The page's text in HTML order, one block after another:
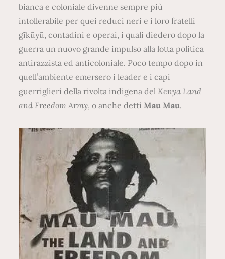
bianca e coloniale divenne sempre più
intollerabile per quei reduci neri e i loro fratelli
gĩkũyũ, contadini e operai, i quali diedero dopo la
guerra un nuovo grande impulso alla lotta politica
antirazzista ed anticoloniale. Poco tempo dopo in
quell’ambiente emersero i leader e i capi
guerriglieri della rivolta indigena del Kenya Land
and Freedom Army, o anche dettiMau Mau.